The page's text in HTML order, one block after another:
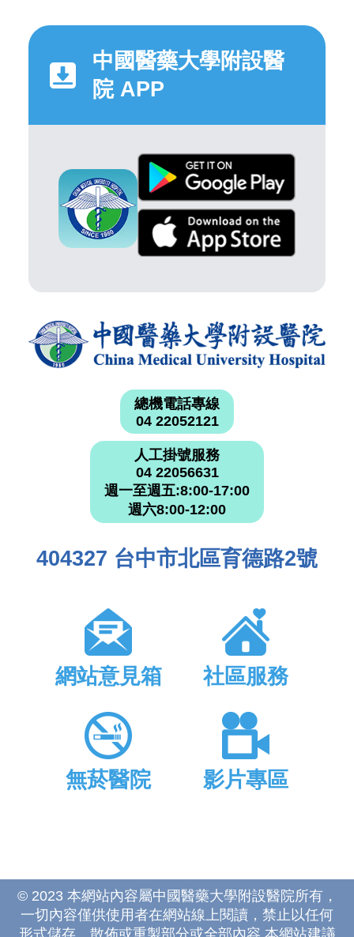
中國醫藥大學附設醫
院 APP
總機電話專線
04 22052121
人工掛號服務
04 22056631
週一至週五:8:00-17:00
週六8:00-12:00
404327 台中市北區育德路2號
網站意見箱 社區服務
無菸醫院 影片專區
© 2023 本網站內容屬中國醫藥大學附設醫院所有，
一切內容僅供使用者在網站線上閱讀，禁止以任何